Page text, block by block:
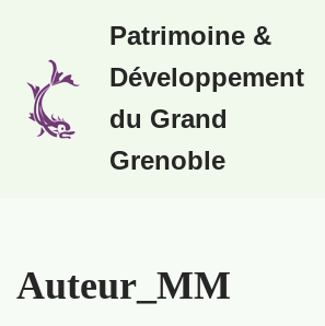
au
contenu
Patrimoine &
Développement
du Grand
Grenoble
Auteur_MM